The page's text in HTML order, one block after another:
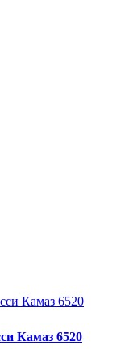
Камаз 6520